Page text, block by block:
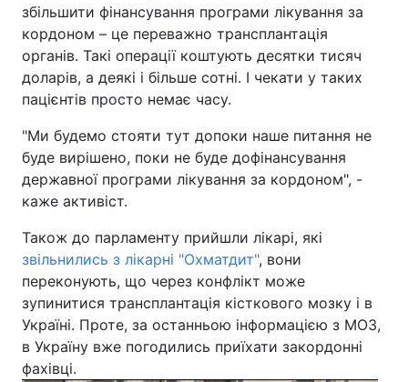
збільшити фінансування програми лікування за
кордоном – це переважно трансплантація
органів. Такі операції коштують десятки тисяч
доларів, а деякі і більше сотні. І чекати у таких
пацієнтів просто немає часу.
"Ми будемо стояти тут допоки наше питання не
буде вирішено, поки не буде дофінансування
державної програми лікування за кордоном", -
каже активіст.
Також до парламенту прийшли лікарі, які
звільнились з лікарні "Охматдит", вони
переконують, що через конфлікт може
зупинитися трансплантація кісткового мозку і в
Україні. Проте, за останньою інформацією з МОЗ,
в Україну вже погодились приїхати закордонні
фахівці.